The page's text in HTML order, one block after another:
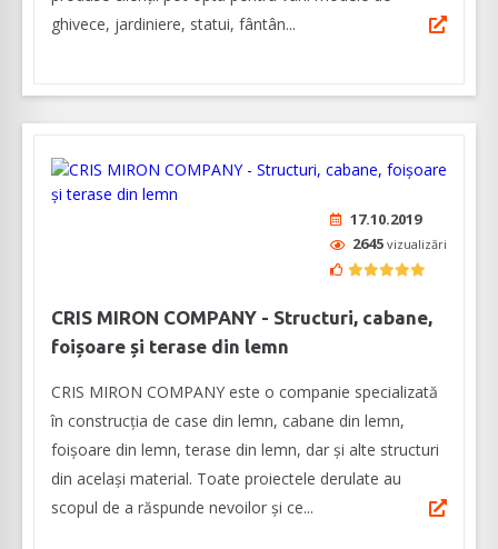
ghivece, jardiniere, statui, fântân...
17.10.2019
2645 vizualizări
CRIS MIRON COMPANY - Structuri, cabane,
foișoare și terase din lemn
CRIS MIRON COMPANY este o companie specializată
în construcția de case din lemn, cabane din lemn,
foișoare din lemn, terase din lemn, dar și alte structuri
din același material. Toate proiectele derulate au
scopul de a răspunde nevoilor și ce...